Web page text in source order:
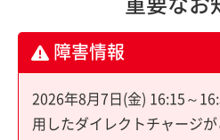
障害情報
2026年8月7日(金) 16:15～
用したダイレクトチャージ